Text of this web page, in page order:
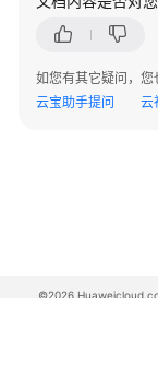
区
高
用
部
为
如您有其它疑问，
云宝助手提问
云
©2026